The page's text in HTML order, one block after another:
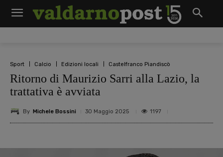
Sport Calcio Edizioni locali Castelfranco Piandiscò
Ritorno di Maurizio Sarri alla Lazio, la
trattativa è avviata
By Michele Bossini 30 Maggio 2025 1197